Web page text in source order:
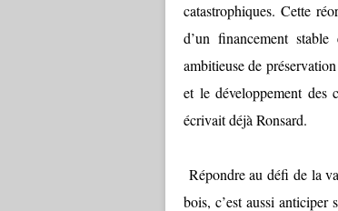
catastrophiques. Cette
d’un financement
ambitieuse de
et le développement des
écrivait déjà Ronsard.
Répondre au défi de la
bois, c’est aussi anticiper